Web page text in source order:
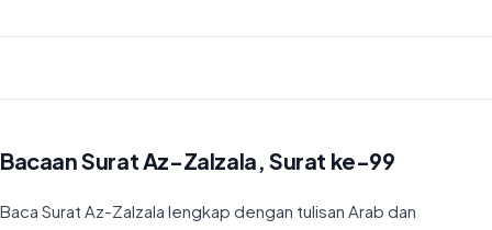
Bacaan Surat Az-Zalzala, Surat ke-99
Baca Surat Az-Zalzala lengkap dengan tulisan Arab dan